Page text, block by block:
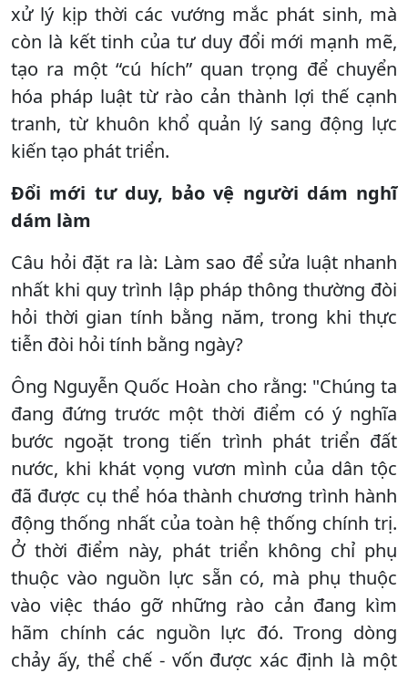
xử lý kịp thời các vướng mắc phát sinh, mà
còn là kết tinh của tư duy đổi mới mạnh mẽ,
tạo ra một “cú hích” quan trọng để chuyển
hóa pháp luật từ rào cản thành lợi thế cạnh
tranh, từ khuôn khổ quản lý sang động lực
kiến tạo phát triển.
Đổi mới tư duy, bảo vệ người dám nghĩ
dám làm
Câu hỏi đặt ra là: Làm sao để sửa luật nhanh
nhất khi quy trình lập pháp thông thường đòi
hỏi thời gian tính bằng năm, trong khi thực
tiễn đòi hỏi tính bằng ngày?
Ông Nguyễn Quốc Hoàn cho rằng: "Chúng ta
đang đứng trước một thời điểm có ý nghĩa
bước ngoặt trong tiến trình phát triển đất
nước, khi khát vọng vươn mình của dân tộc
đã được cụ thể hóa thành chương trình hành
động thống nhất của toàn hệ thống chính trị.
Ở thời điểm này, phát triển không chỉ phụ
thuộc vào nguồn lực sẵn có, mà phụ thuộc
vào việc tháo gỡ những rào cản đang kìm
hãm chính các nguồn lực đó. Trong dòng
chảy ấy, thể chế - vốn được xác định là một